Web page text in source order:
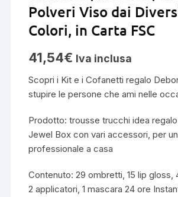
Polveri Viso dai
Colori, in Carta FSC
41,54€ Iva inclusa
Scopri i Kit e i Cofanetti regalo
stupire le persone che ami nelle
Prodotto: trousse trucchi idea
Jewel Box con vari accessori, per
professionale a casa
Contenuto: 29 ombretti, 15 lip gloss,
2 applicatori, 1 mascara 24 ore